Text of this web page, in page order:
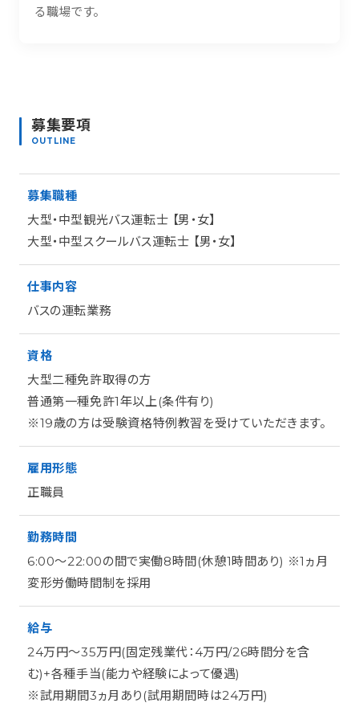
る職場です。
募集要項
OUTLINE
募集職種
大型・中型観光バス運転士 【男・女】
大型・中型スクールバス運転士 【男・女】
仕事内容
バスの運転業務
資格
大型二種免許取得の方
普通第一種免許1年以上(条件有り)
※19歳の方は受験資格特例教習を受けていただきます。
雇用形態
正職員
勤務時間
6:00～22:00の間で実働8時間(休憩1時間あり) ※1ヵ月
変形労働時間制を採用
給与
24万円～35万円(固定残業代：4万円/26時間分を含
む)+各種手当(能力や経験によって優遇)
※試用期間3ヵ月あり(試用期間時は24万円)